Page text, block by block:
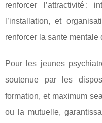
renforcer l’attractivité :
l’installation, et
renforcer la sante mentale
Pour les jeunes
soutenue par les
formation, et maximum
ou la mutuelle,